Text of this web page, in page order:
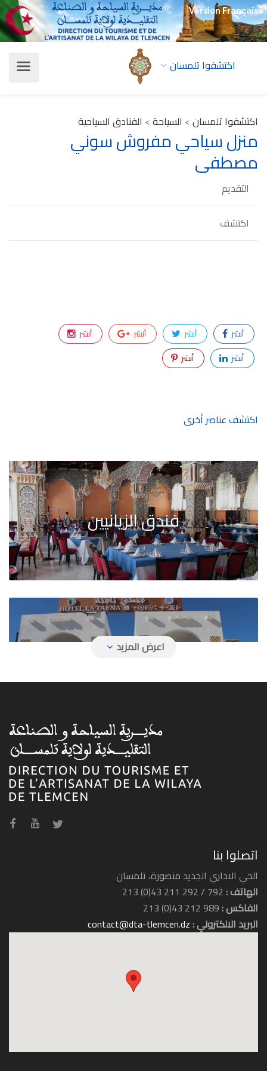
Version Française
اكتشفوا تلمسان
اكتشفوا تلمسان> السياحة> الفنادق السياحية
منزل سياحي مفروش سوني
مصطفى
التقديم
اكتشف
أنشر أنشر أنشر
أنشر
أنشر
أنشر
اكتشف عناصر أخرى
فندق الزيانيين
فندق تافنة
فندق حمام بوغرارة
فندق الرياض
اتصلوا بنا
الحي الاداري الجديد منصورة، تلمسان
الهاتف :792 / 292 211 43(0) 213
الفاكس :989 212 43(0) 213
البريد الالكتروني :contact@dta-tlemcen.dz